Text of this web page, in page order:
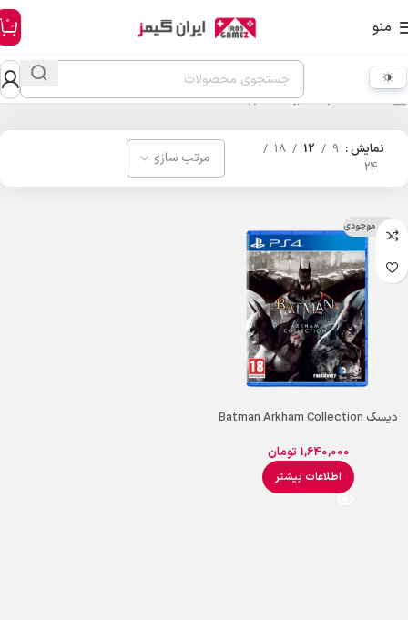
منو 0
محصولات برچسب خورده “batman”
نمایش 9
12
18
24
اتمام موجودی
دیسک Batman Arkham Collection
1,640,000 تومان
اطلاعات بیشتر